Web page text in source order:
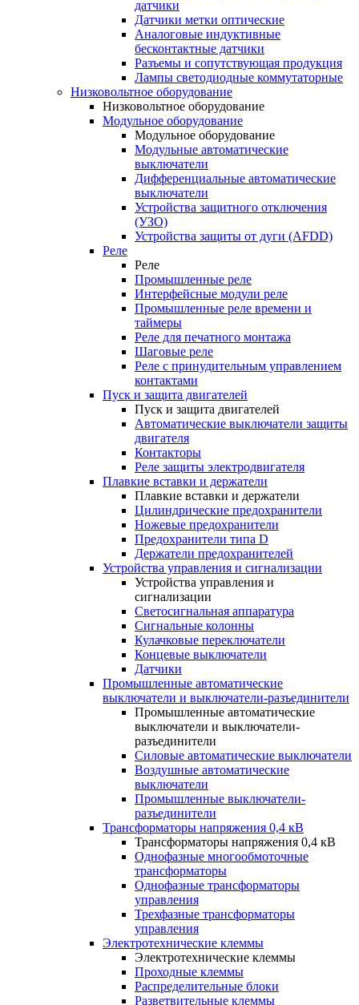
датчики
Датчики метки оптические
Аналоговые индуктивные
бесконтактные датчики
Разъемы и сопутствующая продукция
Лампы светодиодные коммутаторные
Низковольтное оборудование
Низковольтное оборудование
Модульное оборудование
Модульное оборудование
Модульные автоматические
выключатели
Дифференциальные автоматические
выключатели
Устройства защитного отключения
(УЗО)
Устройства защиты от дуги (AFDD)
Реле
Реле
Промышленные реле
Интерфейсные модули реле
Промышленные реле времени и
таймеры
Реле для печатного монтажа
Шаговые реле
Реле с принудительным управлением
контактами
Пуск и защита двигателей
Пуск и защита двигателей
Автоматические выключатели защиты
двигателя
Контакторы
Реле защиты электродвигателя
Плавкие вставки и держатели
Плавкие вставки и держатели
Цилиндрические предохранители
Ножевые предохранители
Предохранители типа D
Держатели предохранителей
Устройства управления и сигнализации
Устройства управления и
сигнализации
Светосигнальная аппаратура
Сигнальные колонны
Кулачковые переключатели
Концевые выключатели
Датчики
Промышленные автоматические
выключатели и выключатели-разъединители
Промышленные автоматические
выключатели и выключатели-
разъединители
Силовые автоматические выключатели
Воздушные автоматические
выключатели
Промышленные выключатели-
разъединители
Трансформаторы напряжения 0,4 кВ
Трансформаторы напряжения 0,4 кВ
Однофазные многообмоточные
трансформаторы
Однофазные трансформаторы
управления
Трехфазные трансформаторы
управления
Электротехнические клеммы
Электротехнические клеммы
Проходные клеммы
Распределительные блоки
Разветвительные клеммы